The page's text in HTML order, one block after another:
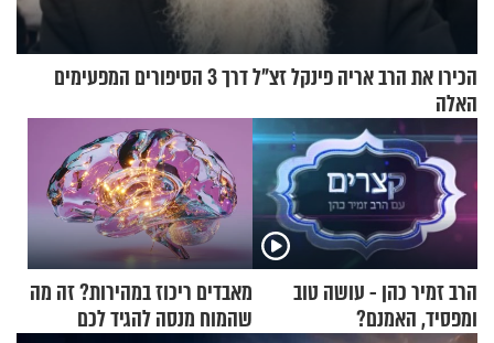
הכירו את הרב אריה פינקל זצ"ל דרך 3 הסיפורים המפעימים
האלה
הרב זמיר כהן - עושה טוב
ומפסיד, האמנם?
מאבדים ריכוז במהירות? זה מה
שהמוח מנסה להגיד לכם